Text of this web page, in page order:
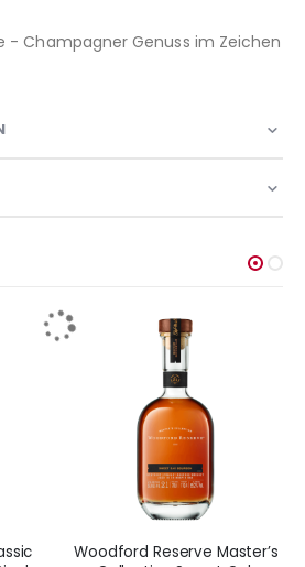
- Champagner Genuss im Zeichen
Woodford Reserve Master’s